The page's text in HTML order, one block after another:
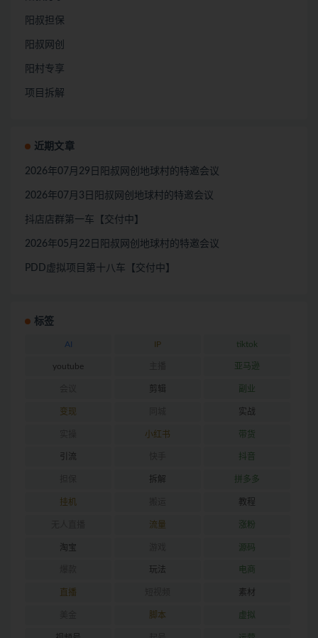
阳叔担保
阳叔网创
阳村专享
项目拆解
近期文章
2026年07月29日阳叔网创地球村的特邀会议
2026年07月3日阳叔网创地球村的特邀会议
抖店店群第一车【交付中】
2026年05月22日阳叔网创地球村的特邀会议
PDD虚拟项目第十八车【交付中】
标签
AI IP tiktok
youtube 亚马逊
剪辑 副业
变现 实战
小红书 带货
引流 抖音
拆解 拼多多
挂机 教程
流量 涨粉
淘宝 源码
玩法 电商
直播 素材
脚本 虚拟